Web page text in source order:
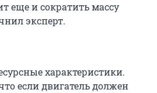
еще и сократить массу
эксперт.
характеристики.
если двигатель должен